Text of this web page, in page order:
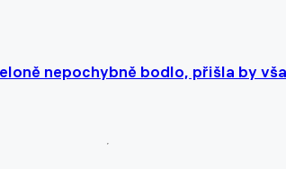
nepochybně bodlo, přišla by